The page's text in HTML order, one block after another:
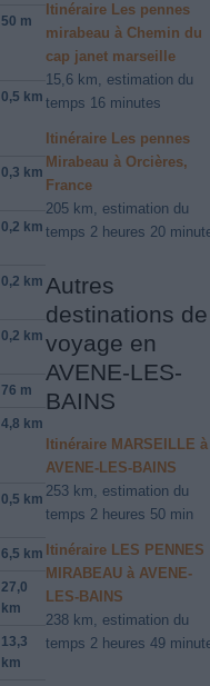
50 m
0,5 km
0,3 km
0,2 km
0,2 km
0,2 km
76 m
4,8 km
0,5 km
6,5 km
27,0
km
13,3
km
Itinéraire Les pennes
mirabeau à Chemin du
cap janet marseille
15,6 km, estimation du
temps 16 minutes
Itinéraire Les pennes
Mirabeau à Orcières,
France
205 km, estimation du
temps 2 heures 20
Autres
destinations de
voyage en
AVENE-LES-
BAINS
Itinéraire MARSEILLE à
AVENE-LES-BAINS
253 km, estimation du
temps 2 heures 50 min
Itinéraire LES PENNES
MIRABEAU à AVENE-
LES-BAINS
238 km, estimation du
temps 2 heures 49